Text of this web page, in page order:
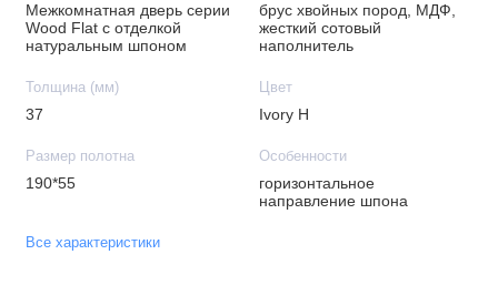
Межкомнатная дверь серии
Wood Flat с отделкой
натуральным шпоном
брус хвойных пород, МДФ,
жесткий сотовый
наполнитель
Толщина (мм)
37
Цвет
Ivory H
Размер полотна
190*55
Особенности
горизонтальное
направление шпона
Все характеристики